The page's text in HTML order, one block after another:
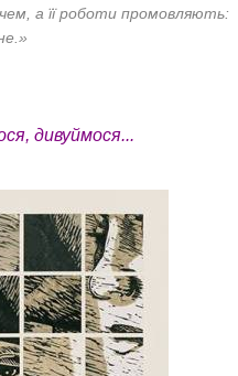
а її роботи промовляють:
дивуймося...